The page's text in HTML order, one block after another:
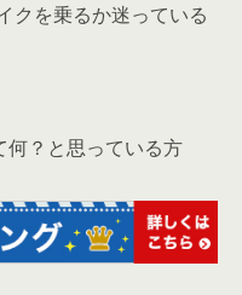
クを乗るか迷っている
何？と思っている方